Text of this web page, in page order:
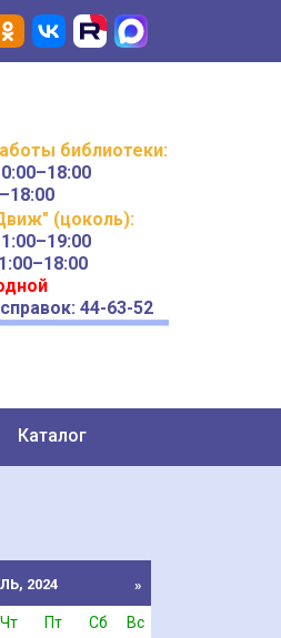
библиотеки:
(цоколь):
44-63-52
Каталог
2024 »
Чт Пт Сб
Вс